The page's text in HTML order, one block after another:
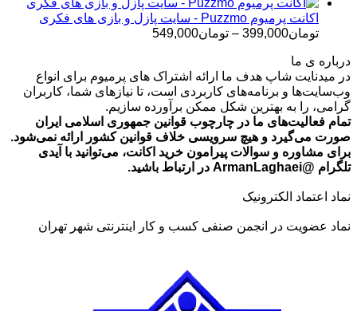
تومان699,000
اکانت پرمیوم Puzzmo - سایت پازل و بازی های فکری
تومان399,000
– تومان549,000
تا
تومان549,000
درباره ی ما
در میدنایت شاپ هدف ما ارائه اشتراک های پرمیوم برای انواع
وب‌سایت‌ها و برنامه‌های کاربردی است، تا نیازهای شما، کاربران
گرامی، را به بهترین شکل ممکن برآورده سازیم.
تمام فعالیت‌های ما در چارچوب قوانین جمهوری اسلامی ایران
صورت می‌گیرد و هیچ سرویسی خلاف قوانین کشور ارائه نمی‌شود.
برای مشاوره و سوالات پیرامون خرید اکانت، می‌توانید با آیدی
تلگرام @ArmanLaghaei در ارتباط باشید.
نماد اعتماد الکترونیک
نماد عضویت در انجمن صنفی کسب و کار اینترنتی شهر تهران